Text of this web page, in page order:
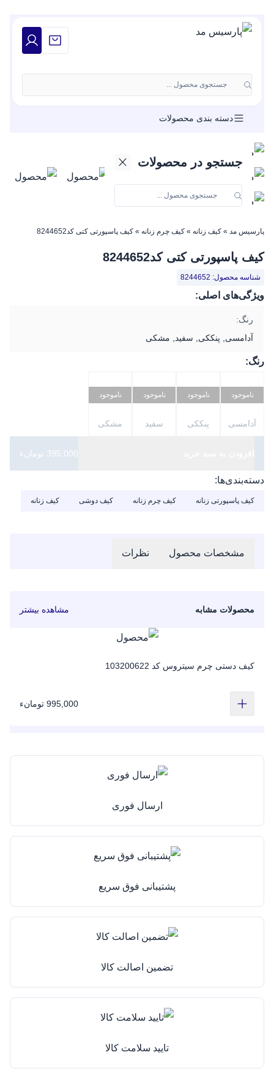
جستجوی محصول ...
جستجو در محصولات
دسته بندی محصولات
پارسیس مد » کیف زنانه » کیف چرم زنانه » کیف پاسپورتی کتی کد8244652
کیف پاسپورتی کتی کد8244652
شناسه محصول: 8244652
ویژگی‌های اصلی:
رنگ:
آدامسی, پنککی, سفید, مشکی
رنگ:
ناموجود
آدامسی
ناموجود
پنککی
ناموجود
سفید
ناموجود
مشکی
395,000 تومانء
دسته‌بندی‌ها:
کیف پاسپورتی زنانه کیف چرم زنانه کیف دوشی کیف زنانه
مشخصات محصول نظرات
محصولات مشابه مشاهده بیشتر
کیف دستی چرم سیتروس کد 103200622
995,000 تومانء
ارسال فوری
پشتیبانی فوق سریع
تضمین اصالت کالا
تایید سلامت کالا